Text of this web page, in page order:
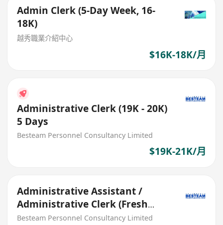
Admin Clerk (5-Day Week, 16-
18K)
越秀職業介紹中心
$16K-18K/月
Administrative Clerk (19K - 20K)
5 Days
Besteam Personnel Consultancy Limited
$19K-21K/月
Administrative Assistant /
Administrative Clerk (Fresh
Grad welcome)
Besteam Personnel Consultancy Limited